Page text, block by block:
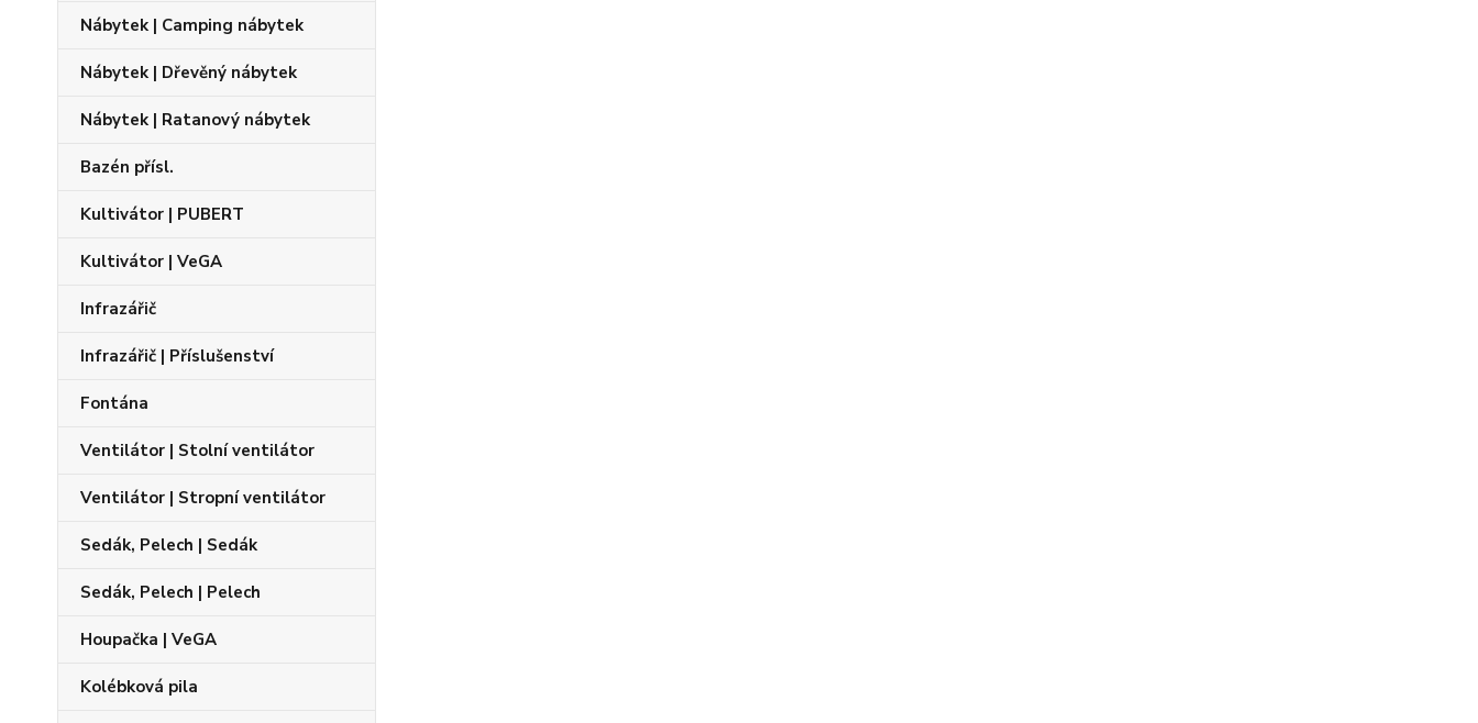
Nábytek | Camping nábytek
Nábytek | Dřevěný nábytek
Nábytek | Ratanový nábytek
Bazén přísl.
Kultivátor | PUBERT
Kultivátor | VeGA
Infrazářič
Infrazářič | Příslušenství
Fontána
Ventilátor | Stolní ventilátor
Ventilátor | Stropní ventilátor
Sedák, Pelech | Sedák
Sedák, Pelech | Pelech
Houpačka | VeGA
Kolébková pila